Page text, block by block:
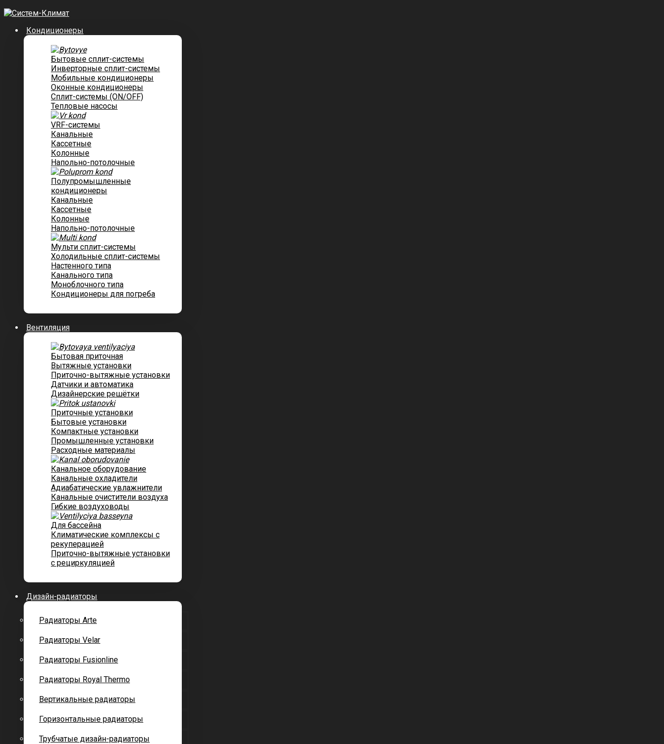
Кондиционеры
Бытовые сплит-системы
Инверторные сплит-системы
Мобильные кондиционеры
Оконные кондиционеры
Сплит-системы (ON/OFF)
Тепловые насосы
VRF-системы
Канальные
Касcетные
Колонные
Напольно-потолочные
Полупромышленные
кондиционеры
Канальные
Кассетные
Колонные
Напольно-потолочные
Мульти сплит-системы
Холодильные сплит-системы
Настенного типа
Канального типа
Моноблочного типа
Кондиционеры для погреба
Вентиляция
Бытовая приточная
Вытяжные установки
Приточно-вытяжные установки
Датчики и автоматика
Дизайнерские решётки
Приточные установки
Бытовые установки
Компактные установки
Промышленные установки
Расходные материалы
Канальное оборудование
Канальные охладители
Адиабатические увлажнители
Канальные очистители воздуха
Гибкие воздуховоды
Для бассейна
Климатические комплексы с
рекуперацией
Приточно-вытяжные установки
с рециркуляцией
Дизайн-радиаторы
Радиаторы Arte
Радиаторы Velar
Радиаторы Fusionline
Радиаторы Royal Thermo
Вертикальные радиаторы
Горизонтальные радиаторы
Трубчатые дизайн-радиаторы